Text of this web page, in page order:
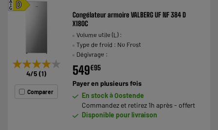
D
A
G
★★★★★
★★★★★
4/5 (1)
Comparer
Congélateur armoire VALBERG UF NF 384 D
X180C
Volume utile (L) :
Type de froid : No Frost
Dégivrage :
549€95
Payer en plusieurs fois
En stock à Oostende
Commandez et retirez 1h après - offert
Disponible pour livraison